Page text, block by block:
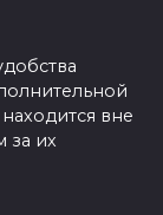
вне
за их